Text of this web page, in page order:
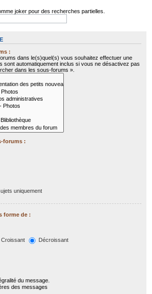
joker pour des recherches partielles.
:
dans le(s)quel(s) vous souhaitez effectuer une
sont automatiquement inclus si vous ne désactivez pas
dans les sous-forums ».
forums :
uniquement
forme de :
Croissant
Décroissant
du message.
des messages